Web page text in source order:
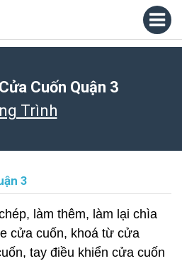
Cuốn Quận 3
Trình
3
làm thêm, làm lại chìa
cửa cuốn, khoá từ cửa
tay điều khiển cửa cuốn